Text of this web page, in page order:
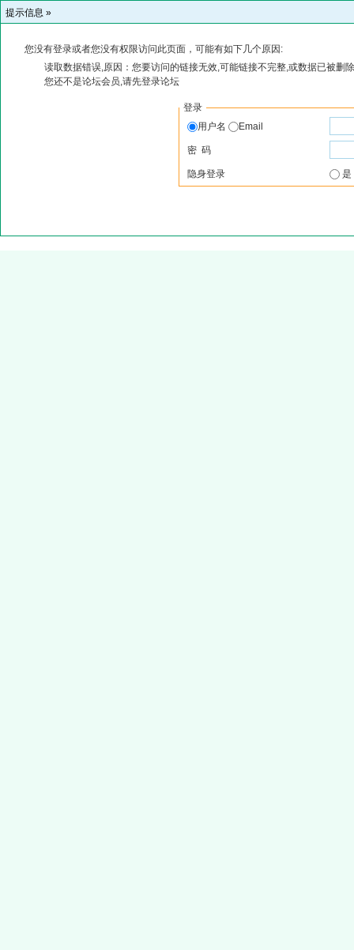
提示信息 »
您没有登录或者您没有权限访问此页面，可能有如下几个原因:
读取数据错误,原因：您要访问的链接无效,可能链接不完整,或数据已被删
您还不是论坛会员,请先登录论坛
登录
用户名
Email
密 码
隐身登录